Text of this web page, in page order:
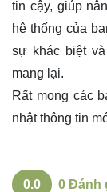
tin cậy, giúp
hệ thống của
sự khác biệt
mang lại.
Rất mong các
nhật thông tin
0.0 0 Đánh